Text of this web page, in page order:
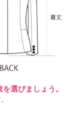
選びましょう。